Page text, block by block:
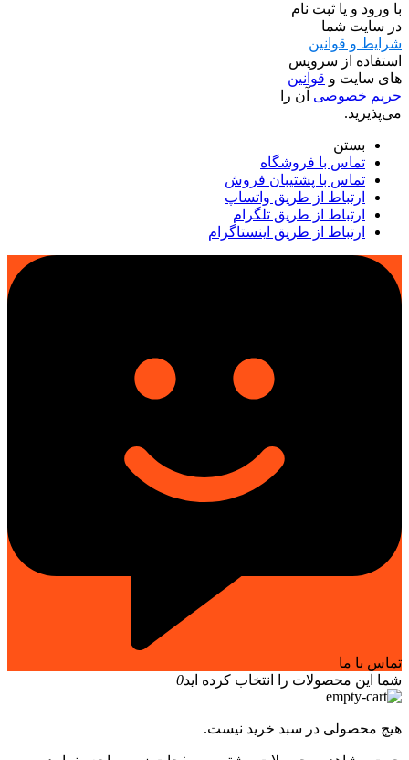
با ورود و یا ثبت نام
در سایت شما
شرایط و قوانین
استفاده از سرویس
های سایت و قوانین
حریم خصوصی آن را
می‌پذیرید.
بستن
تماس با فروشگاه
تماس با پشتیبان فروش
ارتباط از طریق واتساپ
ارتباط از طریق تلگرام
ارتباط از طریق اینستاگرام
تماس با ما
شما این محصولات را انتخاب کرده اید0
هیچ محصولی در سبد خرید نیست.